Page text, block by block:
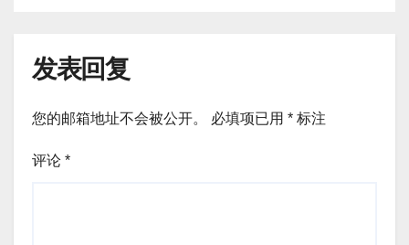
发表回复
您的邮箱地址不会被公开。 必填项已用 * 标注
评论 *